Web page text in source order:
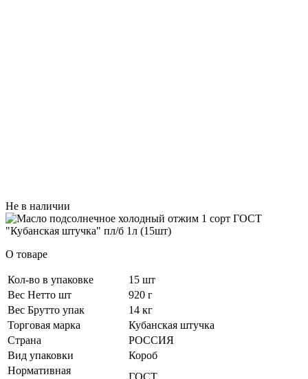
Не в наличии
О товаре
Кол-во в упаковке
15 шт
Вес Нетто шт
920 г
Вес Брутто упак
14 кг
Торговая марка
Кубанская штучка
Страна
РОССИЯ
Вид упаковки
Короб
Нормативная
ГОСТ